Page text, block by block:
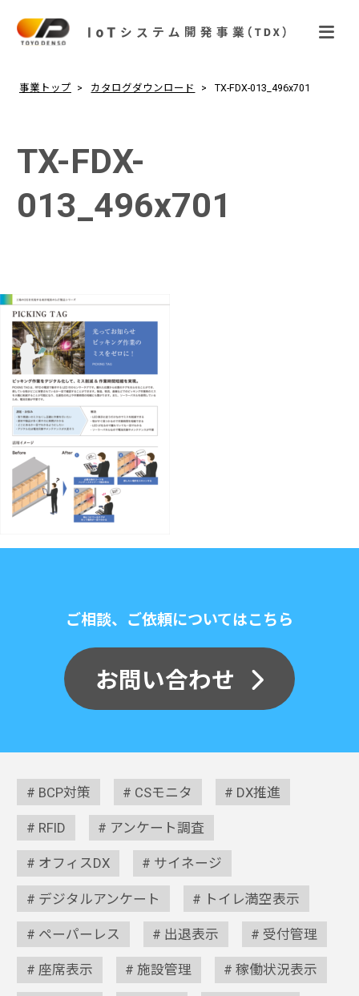
事業トップ カタログダウンロード TX-FDX-013_496x701
TX-FDX-
013_496x701
ご相談、ご依頼についてはこちら
お問い合わせ
BCP対策 CSモニタ DX推進
RFID アンケート調査
オフィスDX サイネージ
デジタルアンケート トイレ満空表示
ペーパーレス 出退表示 受付管理
座席表示 施設管理 稼働状況表示